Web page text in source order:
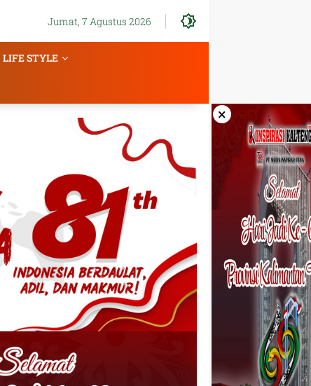
Jumat, 7 Agustus 2026
LIFE STYLE
×